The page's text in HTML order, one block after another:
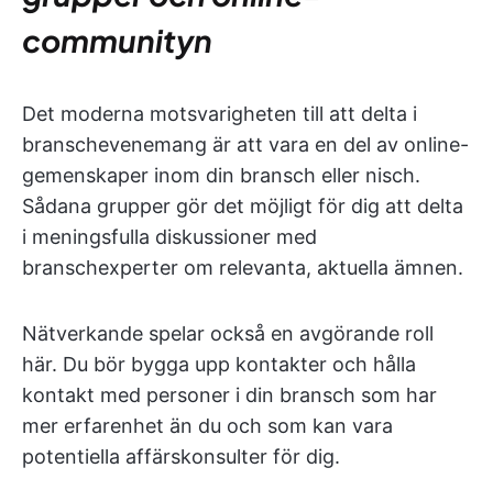
communityn
Det moderna motsvarigheten till att delta i
branschevenemang är att vara en del av online-
gemenskaper inom din bransch eller nisch.
Sådana grupper gör det möjligt för dig att delta
i meningsfulla diskussioner med
branschexperter om relevanta, aktuella ämnen.
Nätverkande spelar också en avgörande roll
här. Du bör bygga upp kontakter och hålla
kontakt med personer i din bransch som har
mer erfarenhet än du och som kan vara
potentiella affärskonsulter för dig.